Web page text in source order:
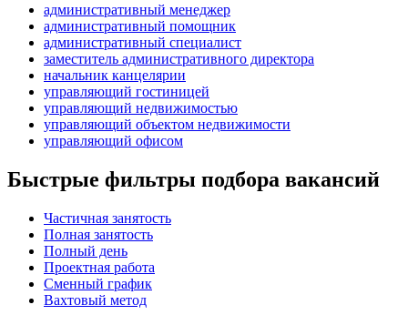
административный менеджер
административный помощник
административный специалист
заместитель административного директора
начальник канцелярии
управляющий гостиницей
управляющий недвижимостью
управляющий объектом недвижимости
управляющий офисом
Быстрые фильтры подбора вакансий
Частичная занятость
Полная занятость
Полный день
Проектная работа
Сменный график
Вахтовый метод